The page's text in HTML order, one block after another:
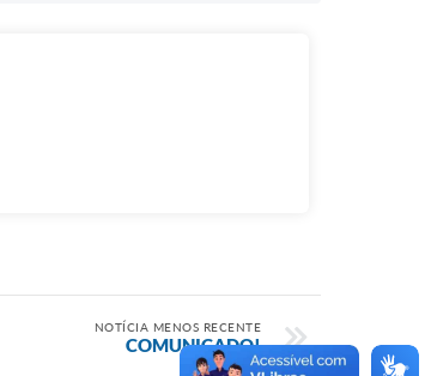
NOTÍCIA MENOS RECENTE
COMUNICADO!